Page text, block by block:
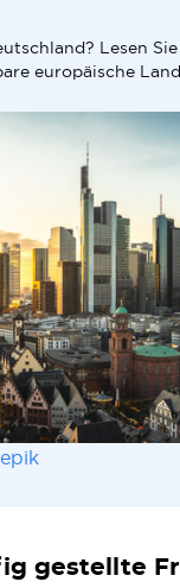
Lesen
europäische
gestellte